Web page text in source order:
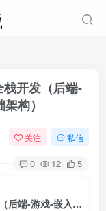
开发（后端-
构）
关注 私信
0 12 5
零声教育-新版Linux C C++高级全栈开发（后端-游戏-嵌入式-高性能网络-存储-基础架构）